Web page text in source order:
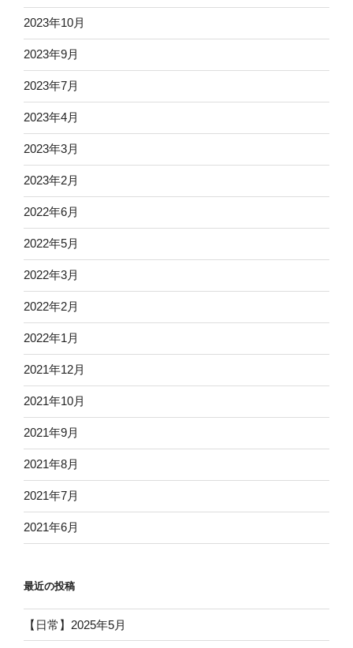
2023年10月
2023年9月
2023年7月
2023年4月
2023年3月
2023年2月
2022年6月
2022年5月
2022年3月
2022年2月
2022年1月
2021年12月
2021年10月
2021年9月
2021年8月
2021年7月
2021年6月
最近の投稿
【日常】2025年5月